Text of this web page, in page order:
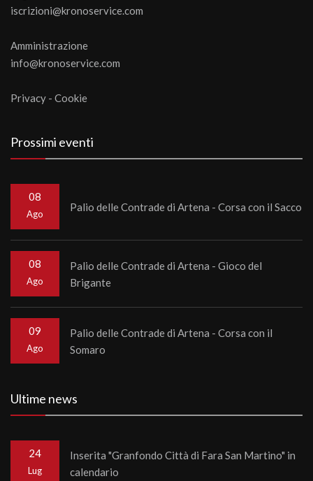
iscrizioni@kronoservice.com
Amministrazione
info@kronoservice.com
Privacy - Cookie
Prossimi eventi
08
Ago
Palio delle Contrade di Artena - Corsa con il Sacco
08
Ago
Palio delle Contrade di Artena - Gioco del
Brigante
09
Ago
Palio delle Contrade di Artena - Corsa con il
Somaro
Ultime news
24
Lug
Inserita "Granfondo Città di Fara San Martino" in
calendario